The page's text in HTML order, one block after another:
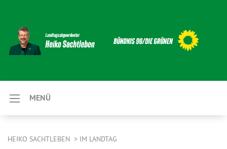
MENÜ
HEIKO SACHTLEBEN IM LANDTAG